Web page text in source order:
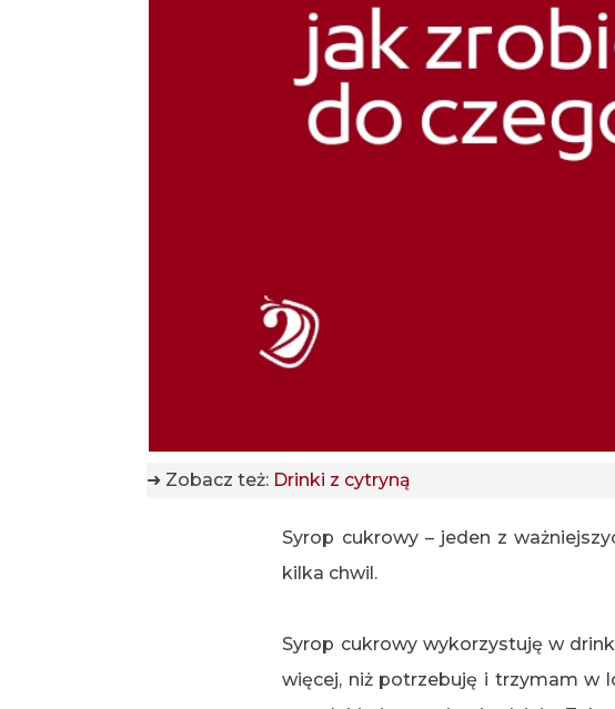
➜ Zobacz też: Drinki z cytryną
Syrop cukrowy – jeden z
kilka chwil.
Syrop cukrowy wykorzystuję w
więcej, niż potrzebuję i trzymam w